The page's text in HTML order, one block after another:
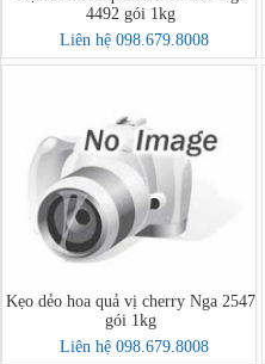
4492 gói 1kg
Liên hệ 098.679.8008
Kẹo dẻo hoa quả vị cherry Nga 2547
gói 1kg
Liên hệ 098.679.8008